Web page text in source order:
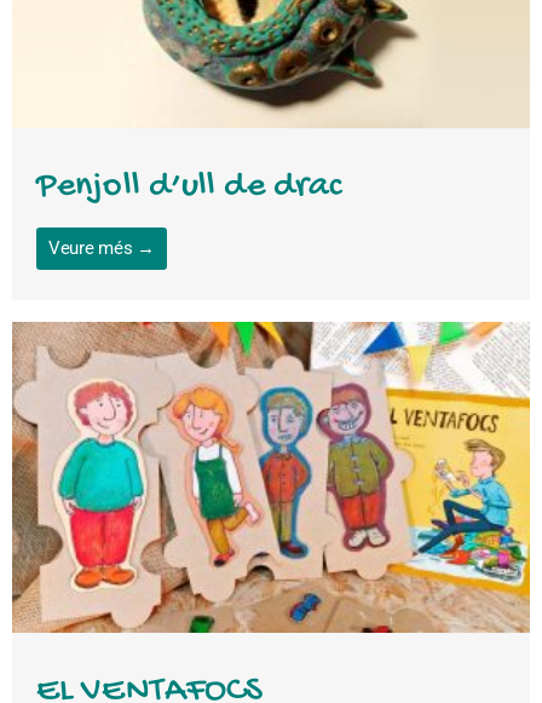
Penjoll d’ull de drac
Veure més →
EL VENTAFOCS